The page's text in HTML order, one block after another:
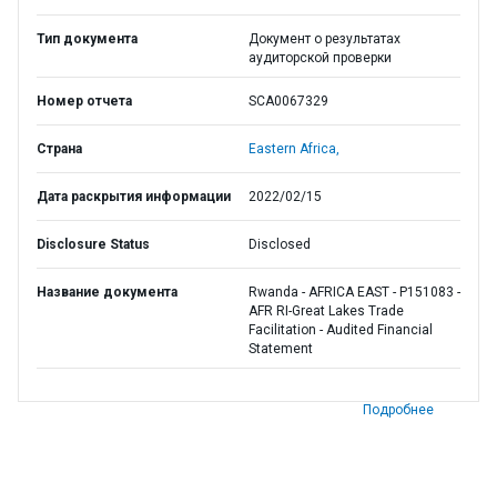
Тип документа
Документ о результатах
аудиторской проверки
Номер отчета SCA0067329
Страна Eastern Africa,
Дата раскрытия информации 2022/02/15
Disclosure Status Disclosed
Название документа
Rwanda - AFRICA EAST - P151083 -
AFR RI-Great Lakes Trade
Facilitation - Audited Financial
Statement
Подробнее